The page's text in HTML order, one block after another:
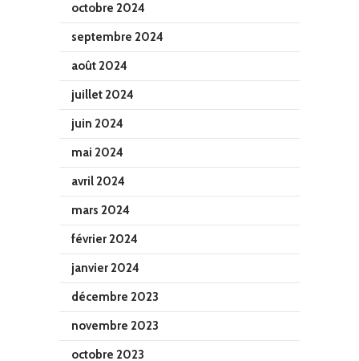
octobre 2024
septembre 2024
août 2024
juillet 2024
juin 2024
mai 2024
avril 2024
mars 2024
février 2024
janvier 2024
décembre 2023
novembre 2023
octobre 2023